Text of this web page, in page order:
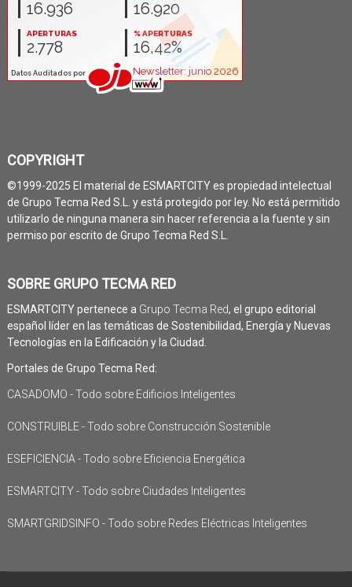
COPYRIGHT
©1999-2025 El material de ESMARTCITY es propiedad intelectual
de Grupo Tecma Red S.L. y está protegido por ley. No está permitido
utilizarlo de ninguna manera sin hacer referencia a la fuente y sin
permiso por escrito de Grupo Tecma Red S.L.
SOBRE GRUPO TECMA RED
ESMARTCITY pertenece a Grupo Tecma Red, el grupo editorial
español líder en las temáticas de Sostenibilidad, Energía y Nuevas
Tecnologías en la Edificación y la Ciudad.
Portales de Grupo Tecma Red:
CASADOMO - Todo sobre Edificios Inteligentes
CONSTRUIBLE - Todo sobre Construcción Sostenible
ESEFICIENCIA - Todo sobre Eficiencia Energética
ESMARTCITY - Todo sobre Ciudades Inteligentes
SMARTGRIDSINFO - Todo sobre Redes Eléctricas Inteligentes